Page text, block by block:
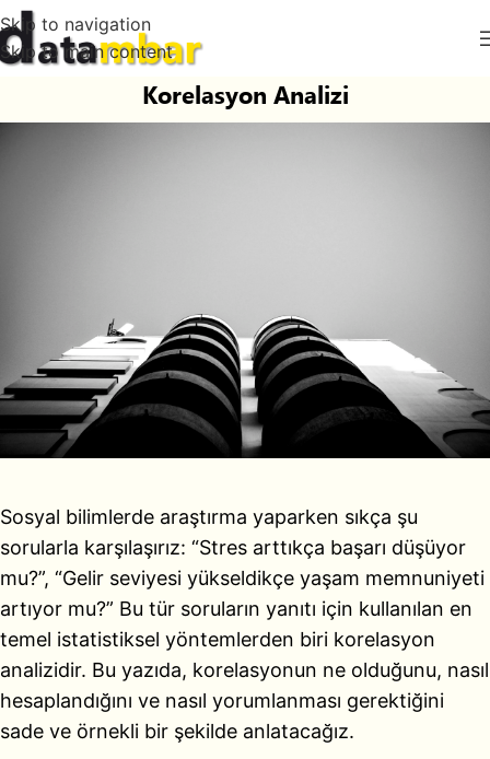
Skip to navigation
Skip to main content
Korelasyon Analizi
Sosyal bilimlerde araştırma yaparken sıkça şu
sorularla karşılaşırız: “Stres arttıkça başarı düşüyor
mu?”, “Gelir seviyesi yükseldikçe yaşam memnuniyeti
artıyor mu?” Bu tür soruların yanıtı için kullanılan en
temel istatistiksel yöntemlerden biri korelasyon
analizidir. Bu yazıda, korelasyonun ne olduğunu, nasıl
hesaplandığını ve nasıl yorumlanması gerektiğini
sade ve örnekli bir şekilde anlatacağız.